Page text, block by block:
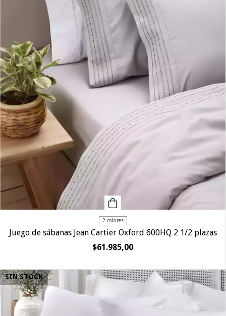
2 colores
Juego de sábanas Jean Cartier Oxford 600HQ 2 1/2 plazas
$61.985,00
SIN STOCK